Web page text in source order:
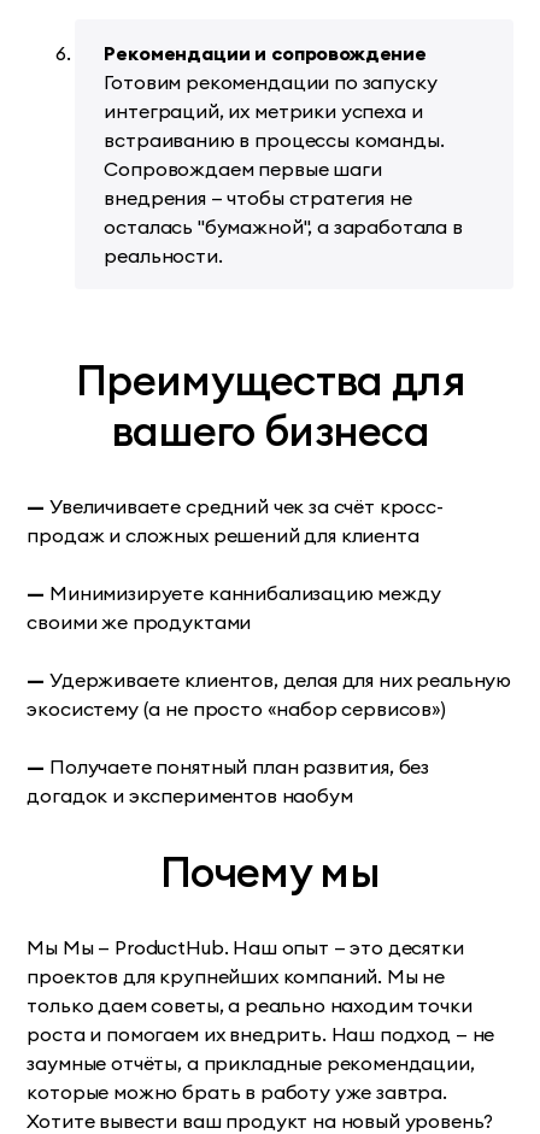
Рекомендации и сопровождение
Готовим рекомендации по запуску
интеграций, их метрики успеха и
встраиванию в процессы команды.
Сопровождаем первые шаги
внедрения — чтобы стратегия не
осталась "бумажной", а заработала в
реальности.
Преимущества для
вашего бизнеса
— Увеличиваете средний чек за счёт кросс-
продаж и сложных решений для клиента
— Минимизируете каннибализацию между
своими же продуктами
— Удерживаете клиентов, делая для них реальную
экосистему (а не просто «набор сервисов»)
— Получаете понятный план развития, без
догадок и экспериментов наобум
Почему мы
Мы Мы — ProductHub. Наш опыт — это десятки
проектов для крупнейших компаний. Мы не
только даем советы, а реально находим точки
роста и помогаем их внедрить. Наш подход — не
заумные отчёты, а прикладные рекомендации,
которые можно брать в работу уже завтра.
Хотите вывести ваш продукт на новый уровень?